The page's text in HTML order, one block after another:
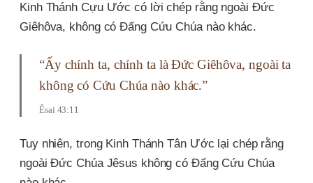
Kinh Thánh Cựu Ước có lời chép rằng ngoài Đức
Giêhôva, không có Đấng Cứu Chúa nào khác.
“Ấy chính ta, chính ta là Ðức Giêhôva, ngoài ta
không có Cứu Chúa nào khác.”
Êsai 43:11
Tuy nhiên, trong Kinh Thánh Tân Ước lại chép rằng
ngoài Đức Chúa Jêsus không có Đấng Cứu Chúa